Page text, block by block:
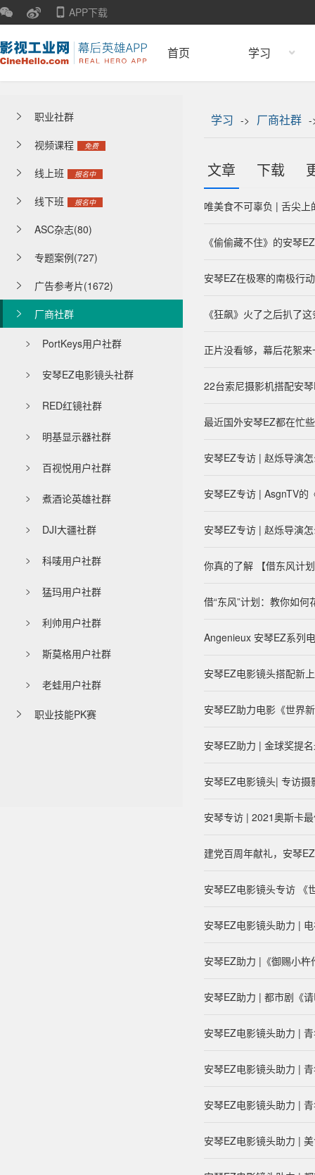
APP下载
首页 学习
 职业社群
 视频课程 免费
 线上班 报名中
 线下班 报名中
 ASC杂志(80)
 专题案例(727)
 广告参考片(1672)
 厂商社群
 PortKeys用户社群
 安琴EZ电影镜头社群
 RED红镜社群
 明基显示器社群
 百视悦用户社群
 煮酒论英雄社群
 DJI大疆社群
 科唛用户社群
 猛玛用户社群
 利帅用户社群
 斯莫格用户社群
 老蛙用户社群
 职业技能PK赛
学习 -> 厂商社群 -
文章 下载
唯美食不可辜负 | 舌尖上
《偷偷藏不住》的安琴
安琴EZ在极寒的南极
《狂飙》火了之后扒了
正片没看够，幕后花絮来
22台索尼摄影机搭配安
最近国外安琴EZ都在忙
安琴EZ专访 | 赵烁导演
安琴EZ专访 | AsgnTV的
安琴EZ专访 | 赵烁导演
你真的了解 【借东风计
借“东风”计划：教你如
Angenieux 安琴EZ系列
安琴EZ电影镜头搭配新
安琴EZ助力电影《世界
安琴EZ助力 | 金球奖提
安琴EZ电影镜头| 专访
安琴专访 | 2021奥斯卡
建党百周年献礼，安琴
安琴EZ电影镜头专访 《
安琴EZ电影镜头助力 |
安琴EZ助力 |《御赐小
安琴EZ助力 | 都市剧《
安琴EZ电影镜头助力 |
安琴EZ电影镜头助力 |
安琴EZ电影镜头助力 |
安琴EZ电影镜头助力 |